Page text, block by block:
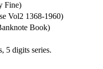
Fine)
Vol2 1368-1960)
Book)
5 digits series.